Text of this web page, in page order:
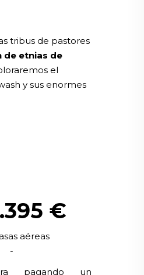
tribus de pastores
de etnias de
el
y sus enormes
€
aéreas
-
pagando un